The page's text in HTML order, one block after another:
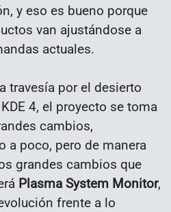
y eso es bueno porque
van ajustándose a
actuales.
travesía por el desierto
4, el proyecto se toma
cambios,
a poco, pero de manera
grandes cambios que
Plasma System Monitor,
frente a lo